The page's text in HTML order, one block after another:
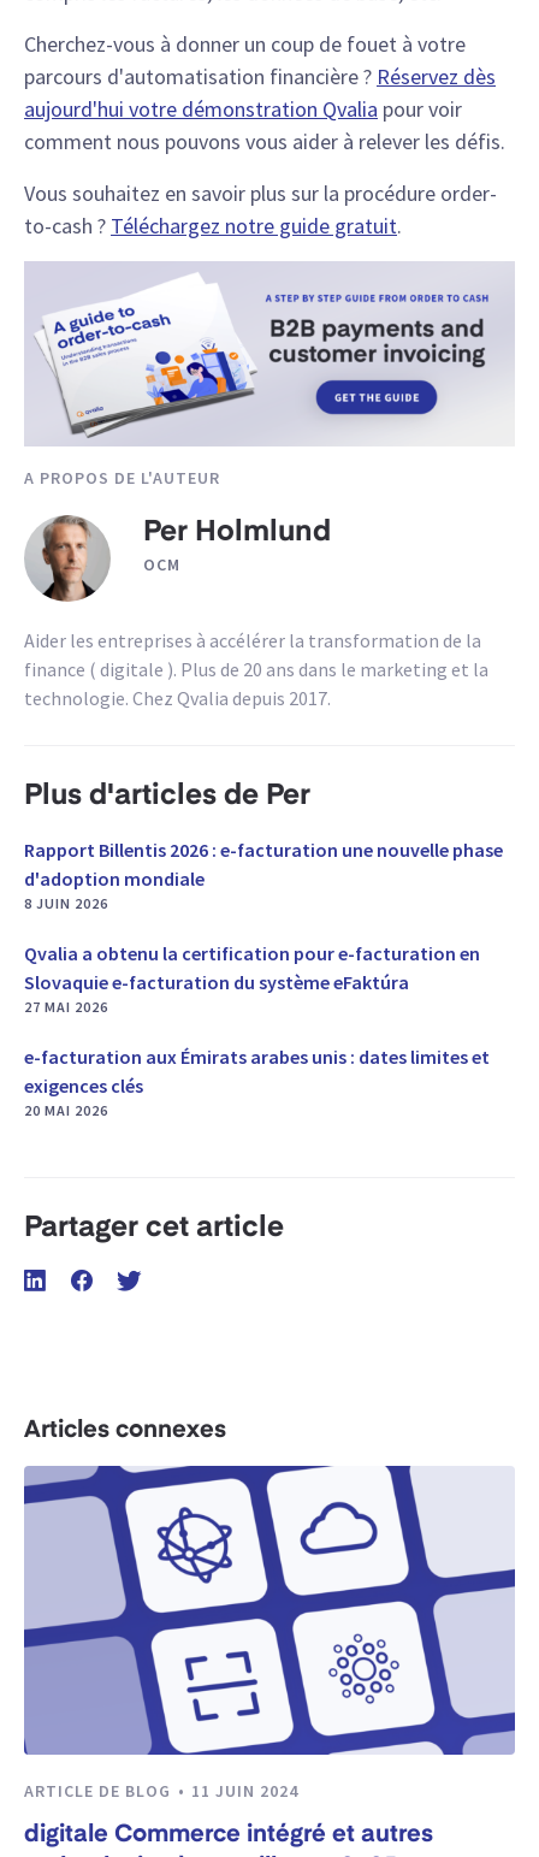
Cherchez-vous à donner un coup de fouet à votre
parcours d'automatisation financière ? Réservez dès
aujourd'hui votre démonstration Qvalia pour voir
comment nous pouvons vous aider à relever les défis.
Vous souhaitez en savoir plus sur la procédure order-
to-cash ? Téléchargez notre guide gratuit.
A PROPOS DE L'AUTEUR
Per Holmlund
OCM
Aider les entreprises à accélérer la transformation de la
finance ( digitale ). Plus de 20 ans dans le marketing et la
technologie. Chez Qvalia depuis 2017.
Plus d'articles de Per
Rapport Billentis 2026 : e-facturation une nouvelle phase
d'adoption mondiale
8 JUIN 2026
Qvalia a obtenu la certification pour e-facturation en
Slovaquie e-facturation du système eFaktúra
27 MAI 2026
e-facturation aux Émirats arabes unis : dates limites et
exigences clés
20 MAI 2026
Partager cet article
Articles connexes
ARTICLE DE BLOG 11 JUIN 2024
digitale Commerce intégré et autres